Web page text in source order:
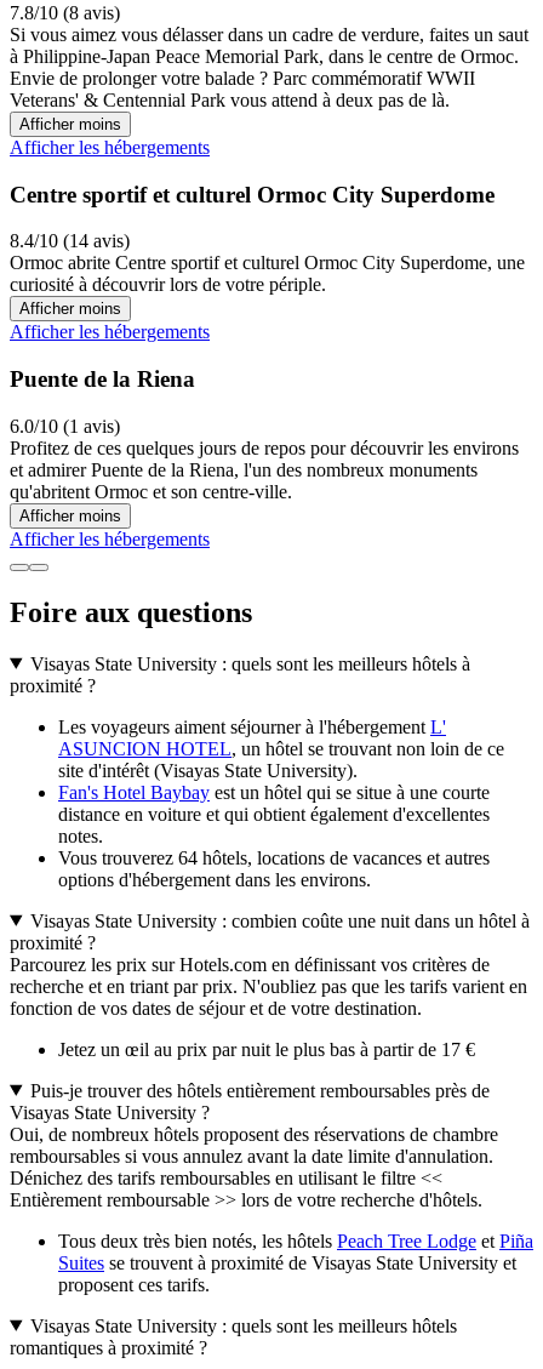
7.8/10 (8 avis)
Si vous aimez vous délasser dans un cadre de verdure, faites un saut
à Philippine-Japan Peace Memorial Park, dans le centre de Ormoc.
Envie de prolonger votre balade ? Parc commémoratif WWII
Veterans' & Centennial Park vous attend à deux pas de là.
Afficher moins
Afficher les hébergements
Centre sportif et culturel Ormoc City Superdome
8.4/10 (14 avis)
Ormoc abrite Centre sportif et culturel Ormoc City Superdome, une
curiosité à découvrir lors de votre périple.
Afficher moins
Afficher les hébergements
Puente de la Riena
6.0/10 (1 avis)
Profitez de ces quelques jours de repos pour découvrir les environs
et admirer Puente de la Riena, l'un des nombreux monuments
qu'abritent Ormoc et son centre-ville.
Afficher moins
Afficher les hébergements
Foire aux questions
Visayas State University : quels sont les meilleurs hôtels à
proximité ?
Les voyageurs aiment séjourner à l'hébergement L'
ASUNCION HOTEL, un hôtel se trouvant non loin de ce
site d'intérêt (Visayas State University).
Fan's Hotel Baybay est un hôtel qui se situe à une courte
distance en voiture et qui obtient également d'excellentes
notes.
Vous trouverez 64 hôtels, locations de vacances et autres
options d'hébergement dans les environs.
Visayas State University : combien coûte une nuit dans un hôtel à
proximité ?
Parcourez les prix sur Hotels.com en définissant vos critères de
recherche et en triant par prix. N'oubliez pas que les tarifs varient en
fonction de vos dates de séjour et de votre destination.
Jetez un œil au prix par nuit le plus bas à partir de 17 €
Puis-je trouver des hôtels entièrement remboursables près de
Visayas State University ?
Oui, de nombreux hôtels proposent des réservations de chambre
remboursables si vous annulez avant la date limite d'annulation.
Dénichez des tarifs remboursables en utilisant le filtre <<
Entièrement remboursable >> lors de votre recherche d'hôtels.
Tous deux très bien notés, les hôtels Peach Tree Lodge et Piña
Suites se trouvent à proximité de Visayas State University et
proposent ces tarifs.
Visayas State University : quels sont les meilleurs hôtels
romantiques à proximité ?